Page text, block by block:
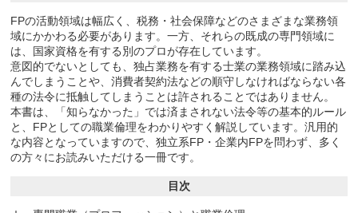
FPの活動領域は幅広く、税務・社会保障などのさまざまな業務領
域にかかわる必要があります。一方、それらの既成の専門領域に
は、国家資格を有する別のプロが存在しています。
意図的でないとしても、独占業務を有する士業の業務領域に踏み込
んでしまうことや、消費者契約法などの順守しなければならない各
種の法令に抵触してしまうことは許されることではありません。
本書は、「知らなかった」では済まされない法令等の基本的ルール
と、FPとしての職業倫理をわかりやすく解説しています。汎用的
な内容となっていますので、独立系FP・企業内FPを問わず、多く
の方々にお読みいただける一冊です。
目次